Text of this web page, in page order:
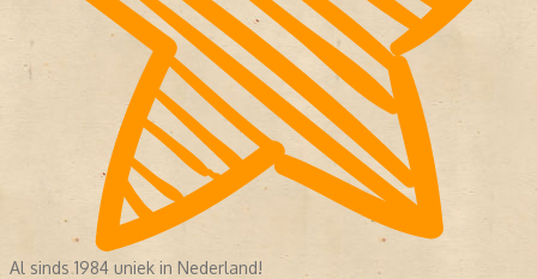
Al sinds 1984 uniek in Nederland!